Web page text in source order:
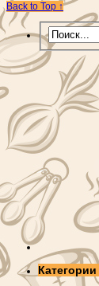
Back to Top ↑